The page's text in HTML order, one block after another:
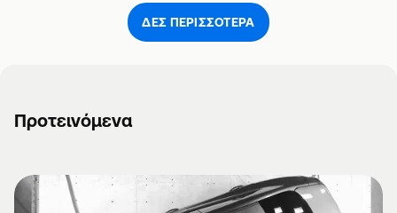
ΔΕΣ ΠΕΡΙΣΣΌΤΕΡΑ
Προτεινόμενα